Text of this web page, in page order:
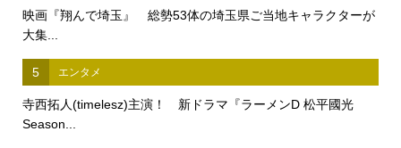
映画『翔んで埼玉』 総勢53体の埼玉県ご当地キャラクターが
大集...
5 エンタメ
寺西拓人(timelesz)主演！ 新ドラマ『ラーメンD 松平國光
Season...